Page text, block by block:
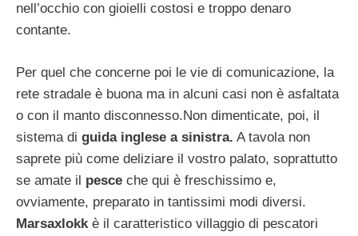
nell’occhio con gioielli costosi e troppo denaro
contante.
Per quel che concerne poi le vie di comunicazione, la
rete stradale è buona ma in alcuni casi non è asfaltata
o con il manto disconnesso.Non dimenticate, poi, il
sistema di guida inglese a sinistra. A tavola non
saprete più come deliziare il vostro palato, soprattutto
se amate il pesce che qui è freschissimo e,
ovviamente, preparato in tantissimi modi diversi.
Marsaxlokk è il caratteristico villaggio di pescatori